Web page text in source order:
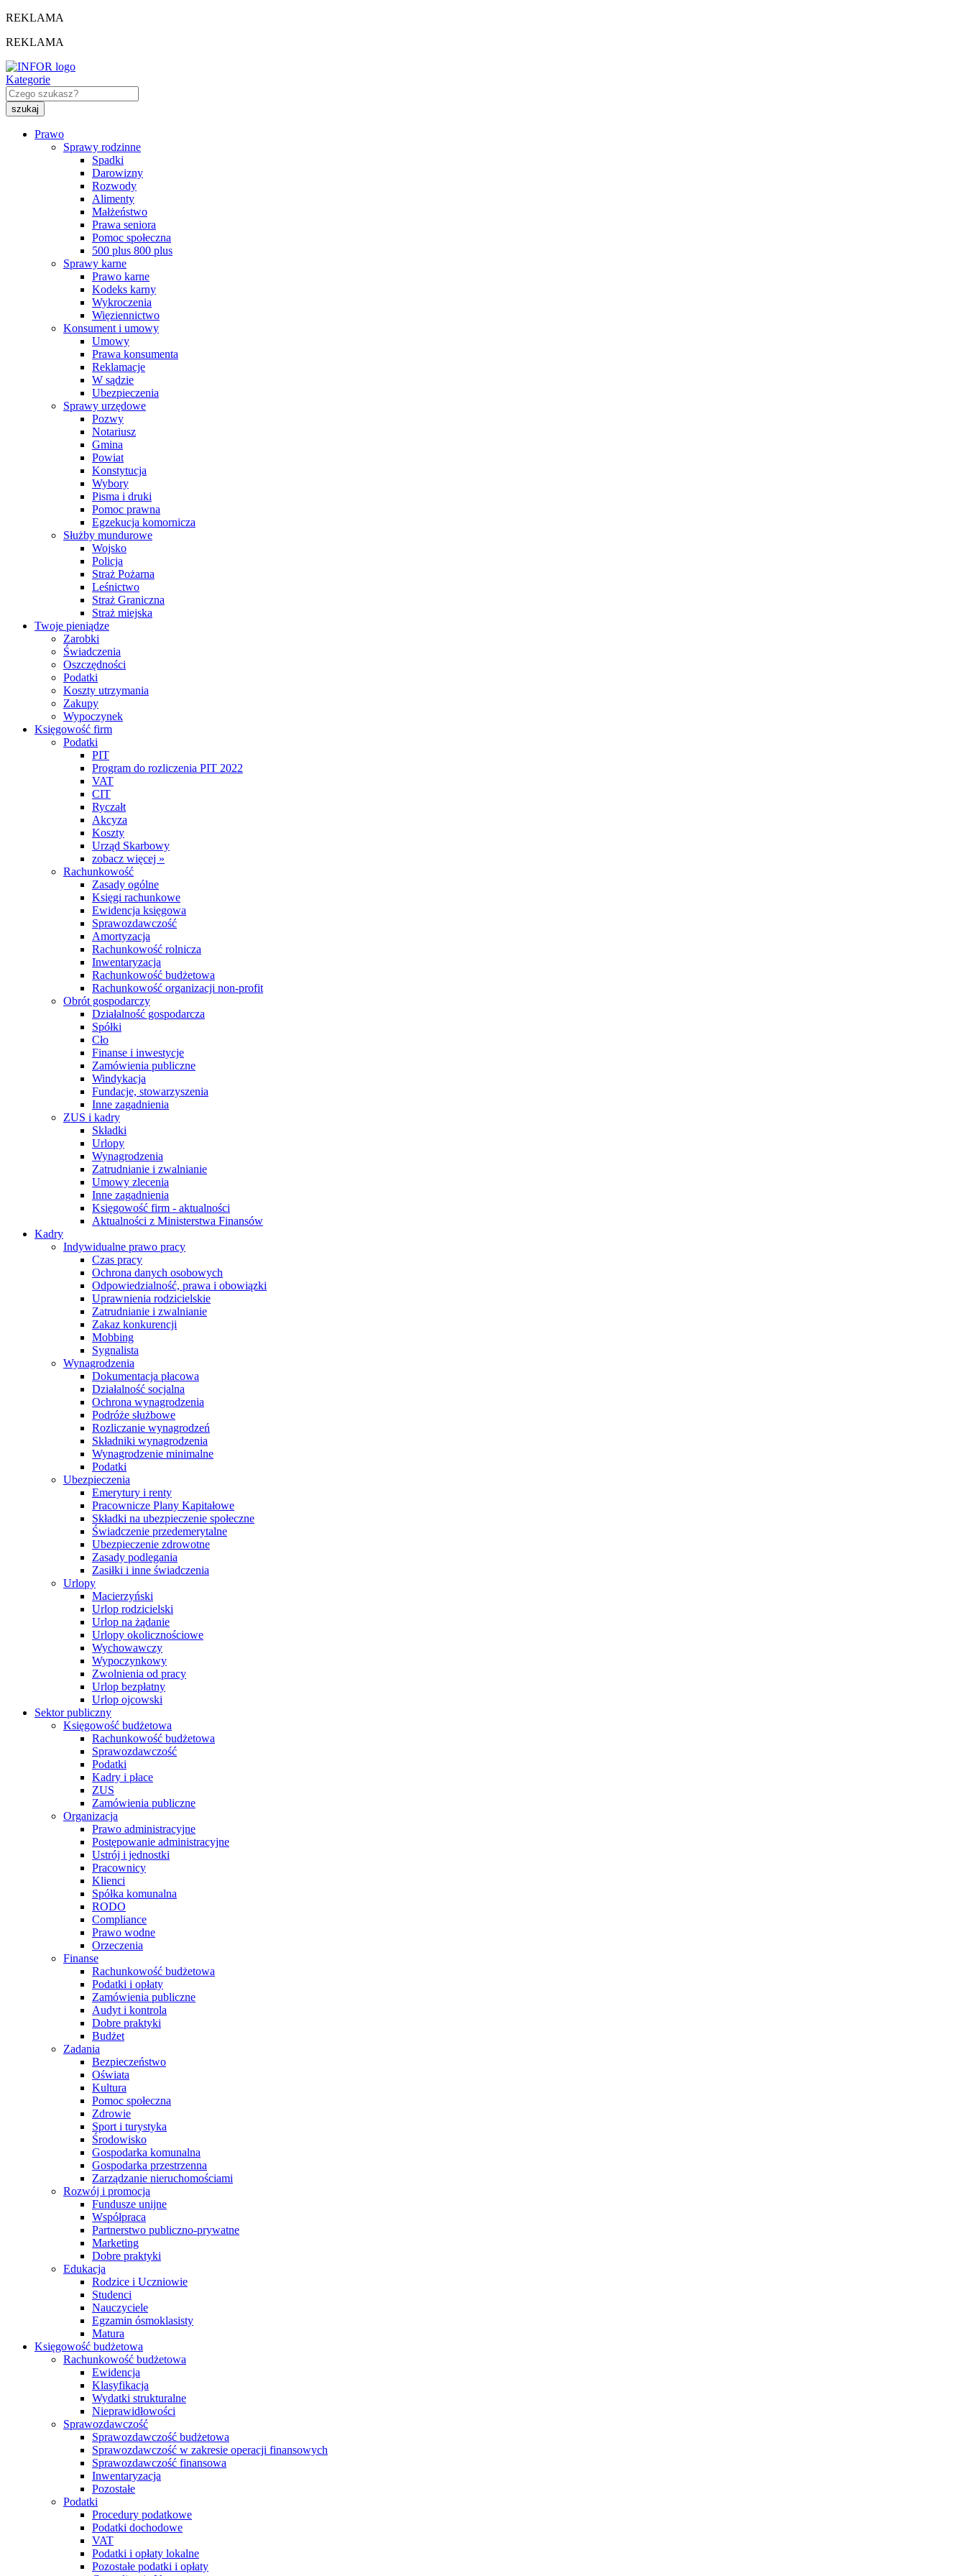
REKLAMA
REKLAMA
Kategorie
Prawo
Sprawy rodzinne
Spadki
Darowizny
Rozwody
Alimenty
Małżeństwo
Prawa seniora
Pomoc społeczna
500 plus 800 plus
Sprawy karne
Prawo karne
Kodeks karny
Wykroczenia
Więziennictwo
Konsument i umowy
Umowy
Prawa konsumenta
Reklamacje
W sądzie
Ubezpieczenia
Sprawy urzędowe
Pozwy
Notariusz
Gmina
Powiat
Konstytucja
Wybory
Pisma i druki
Pomoc prawna
Egzekucja komornicza
Służby mundurowe
Wojsko
Policja
Straż Pożarna
Leśnictwo
Straż Graniczna
Straż miejska
Twoje pieniądze
Zarobki
Świadczenia
Oszczędności
Podatki
Koszty utrzymania
Zakupy
Wypoczynek
Księgowość firm
Podatki
PIT
Program do rozliczenia PIT 2022
VAT
CIT
Ryczałt
Akcyza
Koszty
Urząd Skarbowy
zobacz więcej »
Rachunkowość
Zasady ogólne
Księgi rachunkowe
Ewidencja księgowa
Sprawozdawczość
Amortyzacja
Rachunkowość rolnicza
Inwentaryzacja
Rachunkowość budżetowa
Rachunkowość organizacji non-profit
Obrót gospodarczy
Działalność gospodarcza
Spółki
Cło
Finanse i inwestycje
Zamówienia publiczne
Windykacja
Fundacje, stowarzyszenia
Inne zagadnienia
ZUS i kadry
Składki
Urlopy
Wynagrodzenia
Zatrudnianie i zwalnianie
Umowy zlecenia
Inne zagadnienia
Księgowość firm - aktualności
Aktualności z Ministerstwa Finansów
Kadry
Indywidualne prawo pracy
Czas pracy
Ochrona danych osobowych
Odpowiedzialność, prawa i obowiązki
Uprawnienia rodzicielskie
Zatrudnianie i zwalnianie
Zakaz konkurencji
Mobbing
Sygnalista
Wynagrodzenia
Dokumentacja płacowa
Działalność socjalna
Ochrona wynagrodzenia
Podróże służbowe
Rozliczanie wynagrodzeń
Składniki wynagrodzenia
Wynagrodzenie minimalne
Podatki
Ubezpieczenia
Emerytury i renty
Pracownicze Plany Kapitałowe
Składki na ubezpieczenie społeczne
Świadczenie przedemerytalne
Ubezpieczenie zdrowotne
Zasady podlegania
Zasiłki i inne świadczenia
Urlopy
Macierzyński
Urlop rodzicielski
Urlop na żądanie
Urlopy okolicznościowe
Wychowawczy
Wypoczynkowy
Zwolnienia od pracy
Urlop bezpłatny
Urlop ojcowski
Sektor publiczny
Księgowość budżetowa
Rachunkowość budżetowa
Sprawozdawczość
Podatki
Kadry i płace
ZUS
Zamówienia publiczne
Organizacja
Prawo administracyjne
Postępowanie administracyjne
Ustrój i jednostki
Pracownicy
Klienci
Spółka komunalna
RODO
Compliance
Prawo wodne
Orzeczenia
Finanse
Rachunkowość budżetowa
Podatki i opłaty
Zamówienia publiczne
Audyt i kontrola
Dobre praktyki
Budżet
Zadania
Bezpieczeństwo
Oświata
Kultura
Pomoc społeczna
Zdrowie
Sport i turystyka
Środowisko
Gospodarka komunalna
Gospodarka przestrzenna
Zarządzanie nieruchomościami
Rozwój i promocja
Fundusze unijne
Współpraca
Partnerstwo publiczno-prywatne
Marketing
Dobre praktyki
Edukacja
Rodzice i Uczniowie
Studenci
Nauczyciele
Egzamin ósmoklasisty
Matura
Księgowość budżetowa
Rachunkowość budżetowa
Ewidencja
Klasyfikacja
Wydatki strukturalne
Nieprawidłowości
Sprawozdawczość
Sprawozdawczość budżetowa
Sprawozdawczość w zakresie operacji finansowych
Sprawozdawczość finansowa
Inwentaryzacja
Pozostałe
Podatki
Procedury podatkowe
Podatki dochodowe
VAT
Podatki i opłaty lokalne
Pozostałe podatki i opłaty